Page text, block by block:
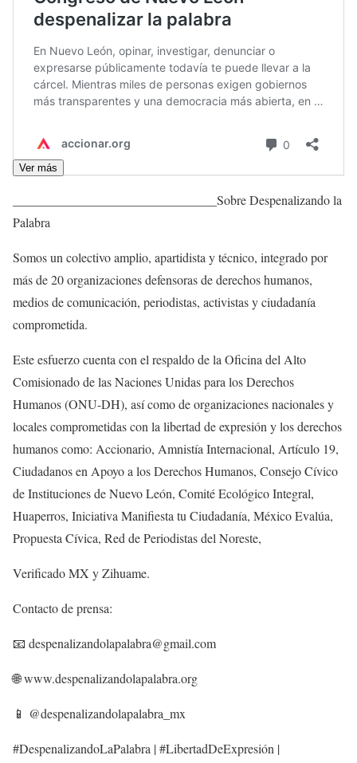
Ver más
________________________________Sobre Despenalizando la
Palabra
Somos un colectivo amplio, apartidista y técnico, integrado por
más de 20 organizaciones defensoras de derechos humanos,
medios de comunicación, periodistas, activistas y ciudadanía
comprometida.
Este esfuerzo cuenta con el respaldo de la Oficina del Alto
Comisionado de las Naciones Unidas para los Derechos
Humanos (ONU-DH), así como de organizaciones nacionales y
locales comprometidas con la libertad de expresión y los derechos
humanos como: Accionario, Amnistía Internacional, Artículo 19,
Ciudadanos en Apoyo a los Derechos Humanos, Consejo Cívico
de Instituciones de Nuevo León, Comité Ecológico Integral,
Huaperros, Iniciativa Manifiesta tu Ciudadanía, México Evalúa,
Propuesta Cívica, Red de Periodistas del Noreste,
Verificado MX y Zihuame.
Contacto de prensa:
📧 despenalizandolapalabra@gmail.com
🌐 www.despenalizandolapalabra.org
📱 @despenalizandolapalabra_mx
#DespenalizandoLaPalabra | #LibertadDeExpresión |